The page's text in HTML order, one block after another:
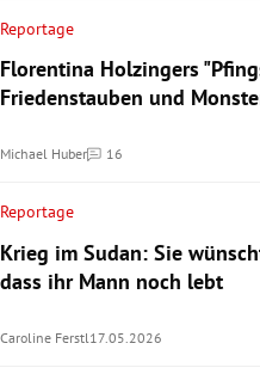
Reportage
Florentina Holzingers
Friedenstauben und
Michael Huber 16
Kommentare
Reportage
Krieg im Sudan: Sie
dass ihr Mann noch lebt
Caroline Ferstl17.05.2026